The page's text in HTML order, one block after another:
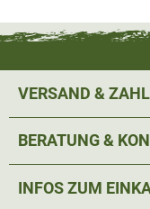
VERSAND &
BERATUNG &
INFOS ZUM